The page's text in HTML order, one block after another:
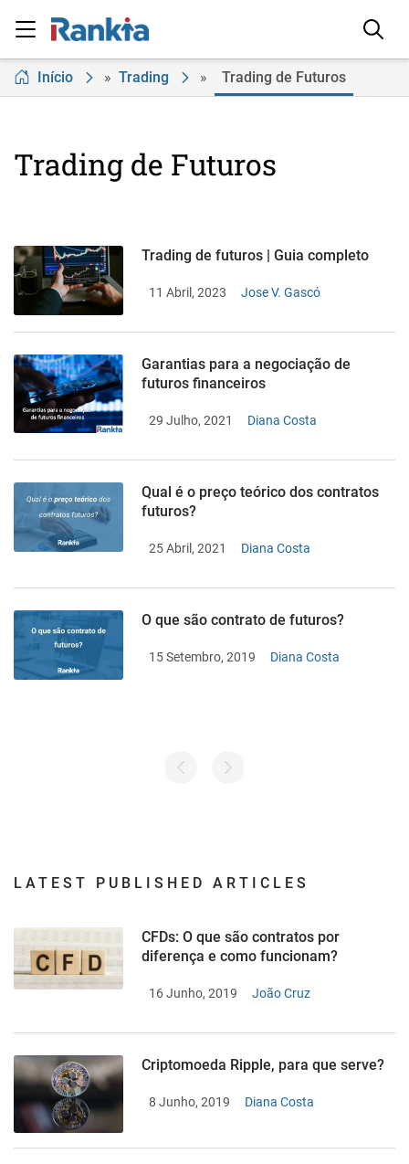
Início » Trading » Trading de Futuros
Trading de Futuros
Trading de futuros | Guia completo
11 Abril, 2023 Jose V. Gascó
Garantias para a negociação de
futuros financeiros
29 Julho, 2021 Diana Costa
Qual é o preço teórico dos contratos
futuros?
25 Abril, 2021 Diana Costa
O que são contrato de futuros?
15 Setembro, 2019 Diana Costa
LATEST PUBLISHED ARTICLES
CFDs: O que são contratos por
diferença e como funcionam?
16 Junho, 2019 João Cruz
Criptomoeda Ripple, para que serve?
8 Junho, 2019 Diana Costa